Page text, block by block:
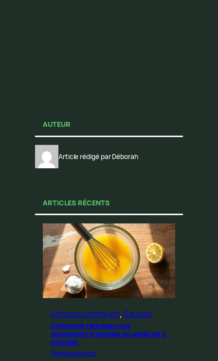
AUTEUR
Article rédigé par Déborah
ARTICLES RÉCENTS
Astuces pratiques, Sauces
Comment rattraper une
vinaigrette tranchée ou acide en 2
minutes
Desbeauxplats